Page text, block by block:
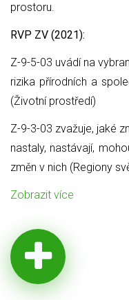
prostoru.
RVP ZV (2021):
Z-9-5-03 uvádí na
rizika přírodních a
(Životní prostředí)
Z-9-3-03 zvažuje, jaké
nastaly, nastávají,
změn v nich (Regiony
Zobrazit více